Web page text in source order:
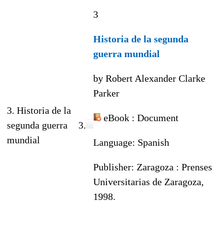
3. Historia de la
segunda guerra
mundial
3.
3
Historia de la segunda
guerra mundial
by Robert Alexander Clarke
Parker
eBook : Document
Language: Spanish
Publisher: Zaragoza : Prenses
Universitarias de Zaragoza,
1998.